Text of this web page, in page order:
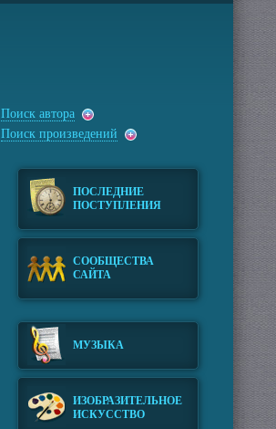
Поиск автора
Поиск произведений
ПОСЛЕДНИЕ
ПОСТУПЛЕНИЯ
СООБЩЕСТВА
САЙТА
МУЗЫКА
ИЗОБРАЗИТЕЛЬНОЕ
ИСКУССТВО